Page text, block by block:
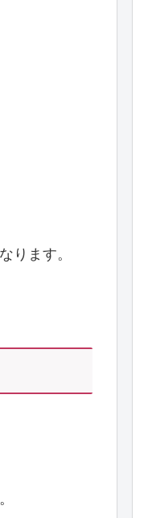
ります。